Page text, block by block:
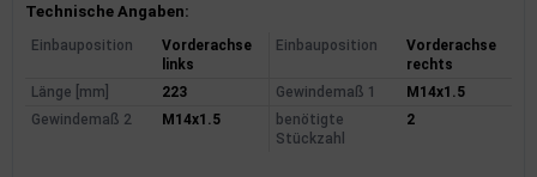
Produktinformationen
Technische Angaben:
Einbauposition
Vorderachse
links
Einbauposition
Vorderachse
rechts
Länge [mm]
223 Gewindemaß 1
M14x1.5
Gewindemaß 2
M14x1.5
benötigte
Stückzahl
2